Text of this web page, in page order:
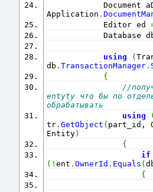
Document
Application .
Editor ed
Database
using (
db .TransactionManager .
{
//
entyty что бы по
обрабатывать
using
tr .GetObject ( part_id,
Entity)
{
if
( !ent .OwnerId . Equals (
{